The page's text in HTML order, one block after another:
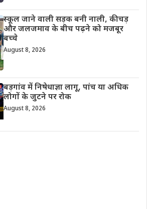
स्कूल जाने वाली सड़क बनी नाली, कीचड़
और जलजमाव के बीच पढ़ने को मजबूर
बच्चे
August 8, 2026
बड़गांव में निषेधाज्ञा लागू, पांच या अधिक
लोगों के जुटने पर रोक
August 8, 2026